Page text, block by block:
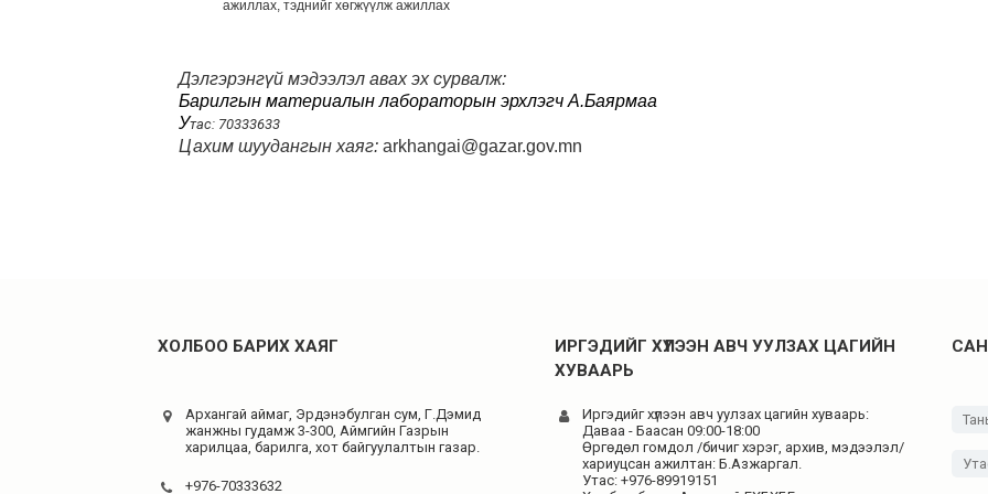
ажиллах, тэднийг хөгжүүлж ажиллах
Дэлгэрэнгүй мэдээлэл авах эх сурвалж:
Барилгын материалын лабораторын эрхлэгч А.Баярмаа
Утас: 70333633
Цахим шуудангын хаяг: arkhangai@gazar.gov.mn
ХОЛБОО БАРИХ ХАЯГ
Архангай аймаг, Эрдэнэбулган сум, Г.Дэмид
жанжны гудамж 3-300, Аймгийн Газрын
харилцаа, барилга, хот байгуулалтын газар.
+976-70333632
ИРГЭДИЙГ ХҮЛЭЭН АВЧ УУЛЗАХ ЦАГИЙН
ХУВААРЬ
Иргэдийг хүлээн авч уулзах цагийн хуваарь:
Даваа - Баасан 09:00-18:00
Өргөдөл гомдол /бичиг хэрэг, архив, мэдээлэл/
хариуцсан ажилтан: Б.Азжаргал.
Утас: +976-89919151